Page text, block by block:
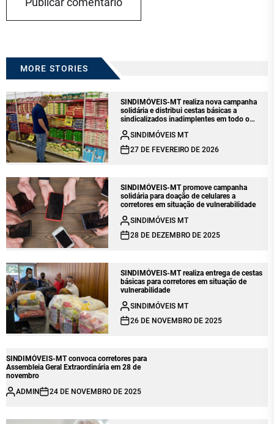
MORE STORIES
SINDIMÓVEIS-MT realiza nova campanha
solidária e distribui cestas básicas a
sindicalizados inadimplentes em todo o
SINDIMÓVEIS MT
27 DE FEVEREIRO DE 2026
SINDIMÓVEIS-MT promove campanha
solidária para doação de celulares a
corretores em situação de vulnerabilidade
SINDIMÓVEIS MT
28 DE DEZEMBRO DE 2025
SINDIMÓVEIS-MT realiza entrega de cestas
básicas para corretores em situação de
vulnerabilidade
SINDIMÓVEIS MT
26 DE NOVEMBRO DE 2025
SINDIMÓVEIS-MT convoca corretores para
Assembleia Geral Extraordinária em 28 de
novembro
ADMIN
24 DE NOVEMBRO DE 2025